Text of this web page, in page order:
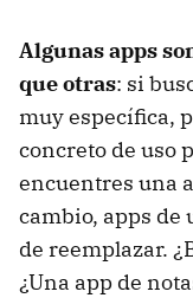
Algunas apps
que otras: si
muy específica,
concreto de uso
encuentres una
cambio, apps de
de reemplazar.
¿Una app de